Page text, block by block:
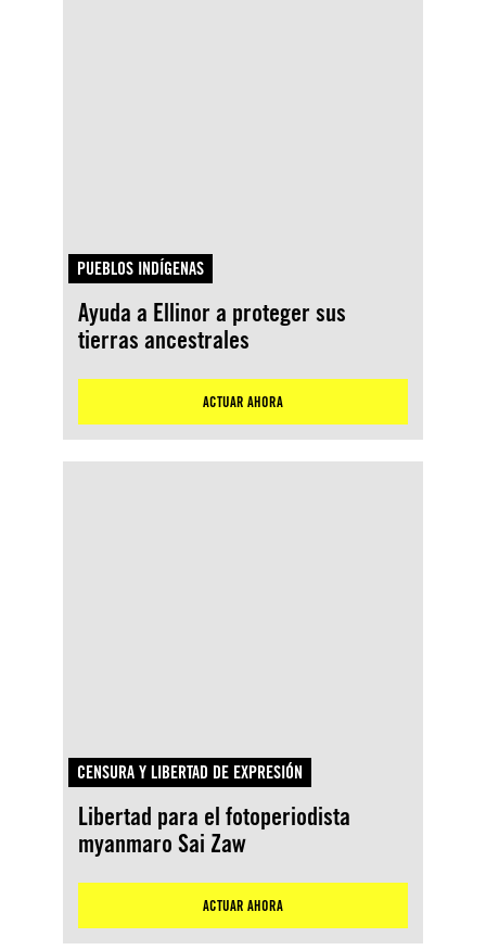
PUEBLOS INDÍGENAS
Ayuda a Ellinor a proteger sus
tierras ancestrales
ACTUAR AHORA
CENSURA Y LIBERTAD DE EXPRESIÓN
Libertad para el fotoperiodista
myanmaro Sai Zaw
ACTUAR AHORA